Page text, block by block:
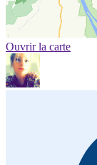
Ouvrir la carte